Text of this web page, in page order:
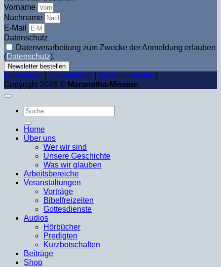
Vorname
Nachname
E-Mail
Datenschutz
Datenverarbeitung zum Zwecke der Anmeldung erlauben
(Datenschutz).
Newsletter bestellen
Impressum Datenschutz Bestellhinweise
Copyright 2026 © Maranatha-Mission
Suche
nach:
Home
Über uns
Wer wir sind
Unsere Geschichte
Was wir glauben
Arbeitsbereiche
Veranstaltungen
Vorträge
Bibelfreizeiten
Gottesdienste
Audios
Hörbücher
Predigten
Kurzbotschaften
Beiträge
Shop